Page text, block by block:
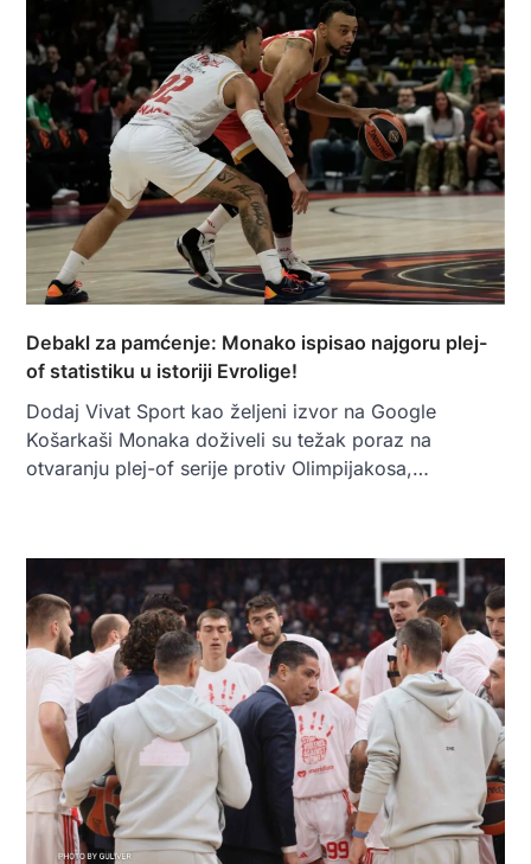
Debakl za pamćenje: Monako ispisao najgoru plej-
of statistiku u istoriji Evrolige!
Dodaj Vivat Sport kao željeni izvor na Google
Košarkaši Monaka doživeli su težak poraz na
otvaranju plej-of serije protiv Olimpijakosa,…